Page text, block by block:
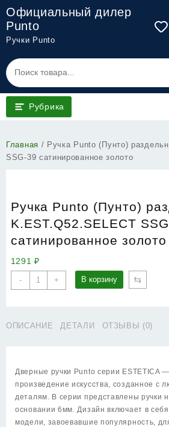
Перейти
содержимому
Официальный дилер
Punto
Ручки Punto
Рубрика
Главная / Ручка Punto (Пунто)
SSG-39 сатинированное золото
Ручка Punto (Пунто)
K.EST.Q52.SELECT
сатинированное золото
1291 ₽
-
Количество
товара
(Пунто)
39
сатинированное
+ В корзину ⇆
ОПИСАНИЕ ДЕТАЛИ ОТЗЫВЫ (0)
Дверные ручки Punto серии ESTETICA
произведение искусства, созданное с
деталям. В серии представлены ручки
основании 6мм. Дизайн включает в
модели, завоевавшие популярность,